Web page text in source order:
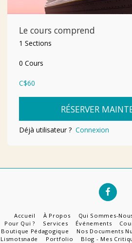
Le cours comprend
1 Sections
0 Cours
C$60
RÉSERVER
Déjà utilisateur ? Connexion
Accueil À Propos Qui Sommes-
Pour Qui ?
Services Événements
Boutique Pédagogique
Nos Documents
Lismotsnade
Portfolio Blog - Mes